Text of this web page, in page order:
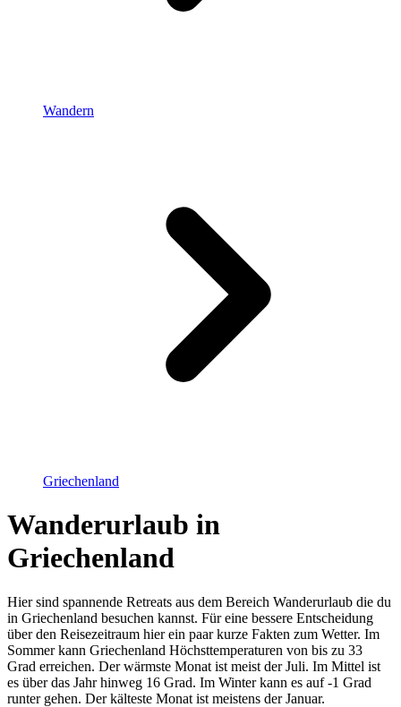
Wandern
Griechenland
Wanderurlaub in
Griechenland
Hier sind spannende Retreats aus dem Bereich Wanderurlaub die du
in Griechenland besuchen kannst. Für eine bessere Entscheidung
über den Reisezeitraum hier ein paar kurze Fakten zum Wetter. Im
Sommer kann Griechenland Höchsttemperaturen von bis zu 33
Grad erreichen. Der wärmste Monat ist meist der Juli. Im Mittel ist
es über das Jahr hinweg 16 Grad. Im Winter kann es auf -1 Grad
runter gehen. Der kälteste Monat ist meistens der Januar.